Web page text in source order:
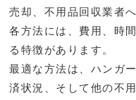
売却、不用品回収業者
各方法には、費用、時
る特徴があります。
最適な方法は、ハンガ
済状況、そして他の不